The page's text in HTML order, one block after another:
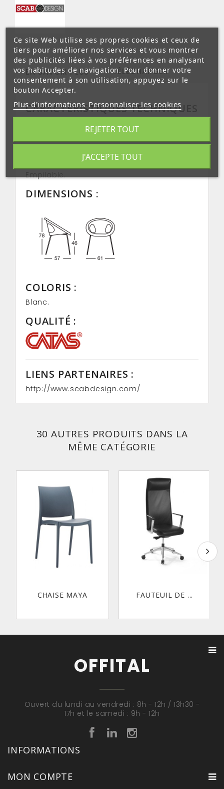
EN SAVOIR PLUS TÉLÉCHARGER
CARACTÉRISTIQUES TECHNIQUES
:
Corps en technopolymère recyclable.
Usage interne.
Empilable.
DIMENSIONS :
COLORIS :
Blanc.
QUALITÉ :
LIENS PARTENAIRES :
http://www.scabdesign.com/
30 AUTRES PRODUITS DANS LA
MÊME CATÉGORIE
CHAISE MAYA FAUTEUIL DE ...
OFFITAL
Ouvert du lundi au vendredi : 8h - 12h / 13h30 -
17h et le samedi : 9h - 12h
INFORMATIONS
MON COMPTE
Ce site Web utilise ses propres cookies et ceux de
tiers pour améliorer nos services et vous montrer
des publicités liées à vos préférences en analysant
vos habitudes de navigation. Pour donner votre
consentement à son utilisation, appuyez sur le
bouton Accepter.
Plus d'informations Personnaliser les cookies
REJETER TOUT
J'ACCEPTE TOUT